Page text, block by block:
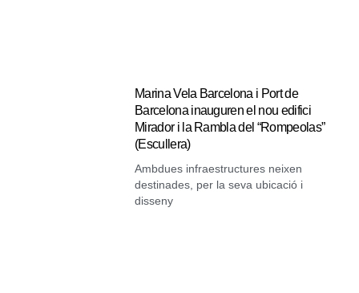
Marina Vela Barcelona i Port de
Barcelona inauguren el nou edifici
Mirador i la Rambla del “Rompeolas”
(Escullera)
Ambdues infraestructures neixen
destinades, per la seva ubicació i
disseny